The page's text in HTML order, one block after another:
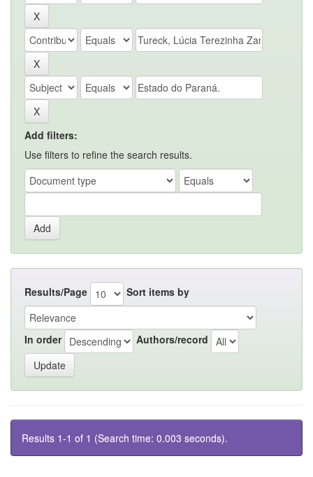
Add filters:
Use filters to refine the search results.
Results/Page Sort items by
In order Authors/record
Results 1-1 of 1 (Search time: 0.003 seconds).